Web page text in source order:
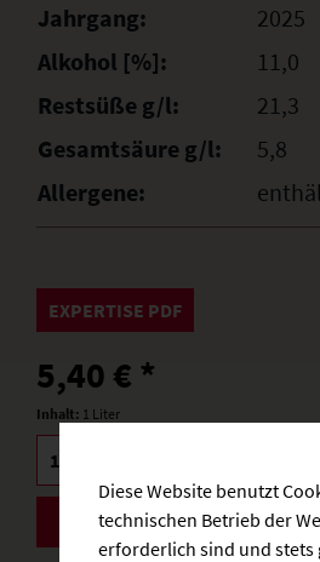
Jahrgang:
2025
Alkohol [%]:
11,0
Restsüße g/l:
21,3
Gesamtsäure g/l:
5,8
Allergene:
EXPERTISE PDF
5,40 € *
Inhalt: 1 Liter
BESTELLEN
Diese Website benutzt
technischen Betrieb der
erforderlich sind und stets